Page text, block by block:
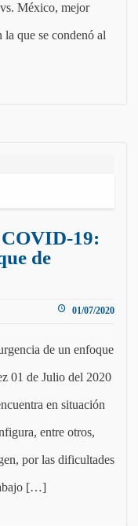
México, mejor
que se condenó al
19:
de
01/07/2020
de un enfoque
01 de Julio del 2020
en situación
entre otros,
por las dificultades
[…]